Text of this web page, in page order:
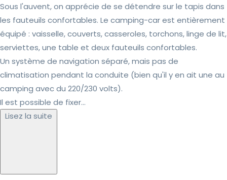
Sous l'auvent, on apprécie de se détendre sur le tapis dans
les fauteuils confortables. Le camping-car est entièrement
équipé : vaisselle, couverts, casseroles, torchons, linge de lit,
serviettes, une table et deux fauteuils confortables.
Un système de navigation séparé, mais pas de
climatisation pendant la conduite (bien qu'il y en ait une au
camping avec du 220/230 volts).
Il est possible de fixer...
Lisez la suite